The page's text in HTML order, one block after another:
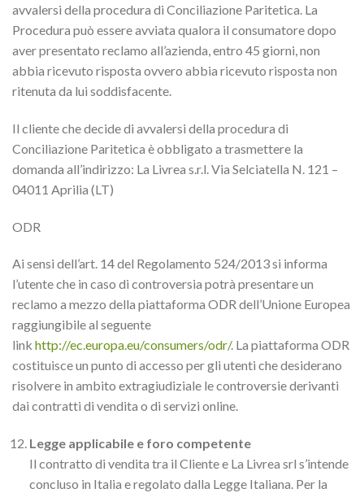
avvalersi della procedura di Conciliazione Paritetica. La
Procedura può essere avviata qualora il consumatore dopo
aver presentato reclamo all’azienda, entro 45 giorni, non
abbia ricevuto risposta ovvero abbia ricevuto risposta non
ritenuta da lui soddisfacente.
Il cliente che decide di avvalersi della procedura di
Conciliazione Paritetica è obbligato a trasmettere la
domanda all’indirizzo: La Livrea s.r.l. Via Selciatella N. 121 –
04011 Aprilia (LT)
ODR
Ai sensi dell’art. 14 del Regolamento 524/2013 si informa
l’utente che in caso di controversia potrà presentare un
reclamo a mezzo della piattaforma ODR dell’Unione Europea
raggiungibile al seguente
link http://ec.europa.eu/consumers/odr/. La piattaforma ODR
costituisce un punto di accesso per gli utenti che desiderano
risolvere in ambito extragiudiziale le controversie derivanti
dai contratti di vendita o di servizi online.
Legge applicabile e foro competente
Il contratto di vendita tra il Cliente e La Livrea srl s’intende
concluso in Italia e regolato dalla Legge Italiana. Per la